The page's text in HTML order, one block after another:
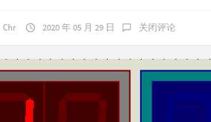
Chr 2020 年 05 月 29 日 关闭评论